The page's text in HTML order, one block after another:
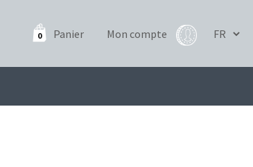
0 Panier Mon compte